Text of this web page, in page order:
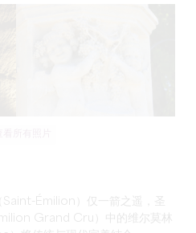
Saint-Émilion）仅一箭之遥，圣
Grand Cru）中的维尔莫林